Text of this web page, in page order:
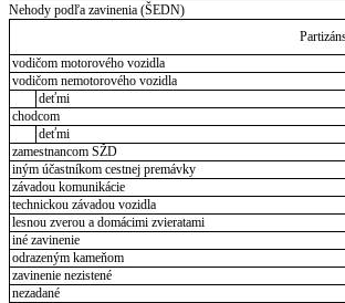
Nehody podľa zavinenia (ŠEDN)
vodičom motorového vozidla
vodičom nemotorového vozidla
deťmi
chodcom
deťmi
zamestnancom SŽD
iným účastníkom cestnej premávky
závadou komunikácie
technickou závadou vozidla
lesnou zverou a domácimi zvieratami
iné zavinenie
odrazeným kameňom
zavinenie nezistené
nezadané